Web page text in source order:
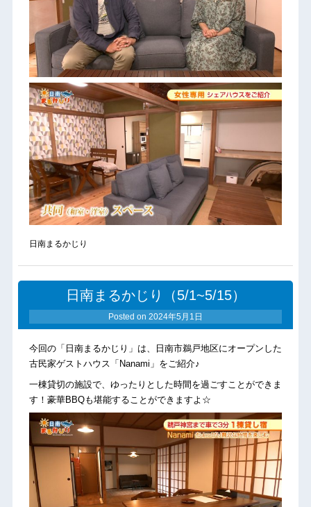
日南まるかじり
日南まるかじり（5/1~5/15）
Posted on 2024年5月1日
今回の「日南まるかじり」は、日南市鵜戸地区にオープンした
古民家ゲストハウス「Nanami」をご紹介♪
一棟貸切の施設で、ゆったりとした時間を過ごすことができま
す！豪華BBQも堪能することができますよ☆